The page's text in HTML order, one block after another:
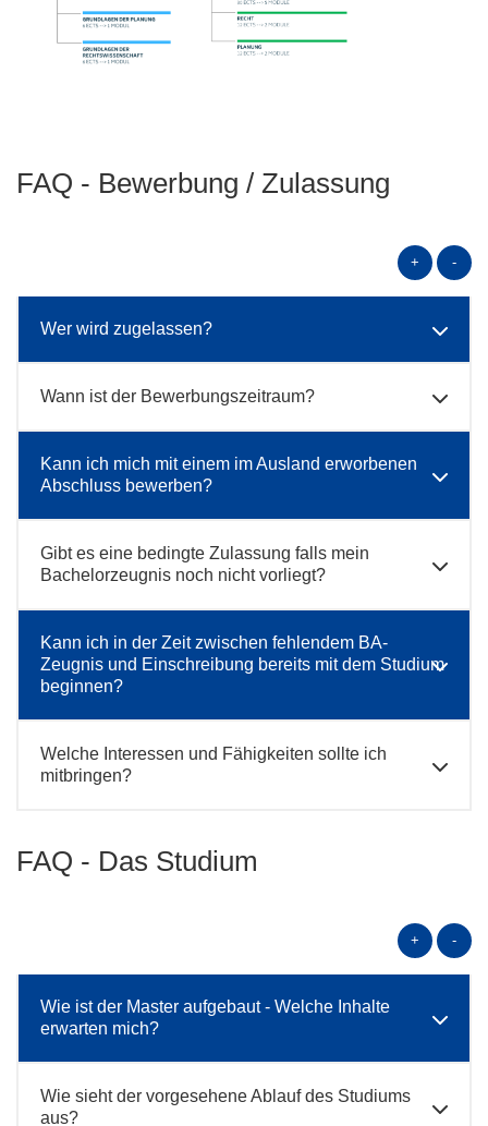
FAQ - Bewerbung / Zulassung
+ -
Wer wird zugelassen?
Wann ist der Bewerbungszeitraum?
Kann ich mich mit einem im Ausland erworbenen
Abschluss bewerben?
Gibt es eine bedingte Zulassung falls mein
Bachelorzeugnis noch nicht vorliegt?
Kann ich in der Zeit zwischen fehlendem BA-
Zeugnis und Einschreibung bereits mit dem Studium
beginnen?
Welche Interessen und Fähigkeiten sollte ich
mitbringen?
FAQ - Das Studium
+ -
Wie ist der Master aufgebaut - Welche Inhalte
erwarten mich?
Wie sieht der vorgesehene Ablauf des Studiums
aus?